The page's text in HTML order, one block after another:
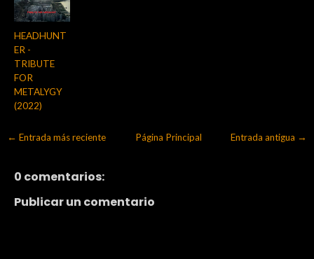
HEADHUNT
ER -
TRIBUTE
FOR
METALYGY
(2022)
← Entrada más reciente Entrada antigua →
Página Principal
0 comentarios:
Publicar un comentario